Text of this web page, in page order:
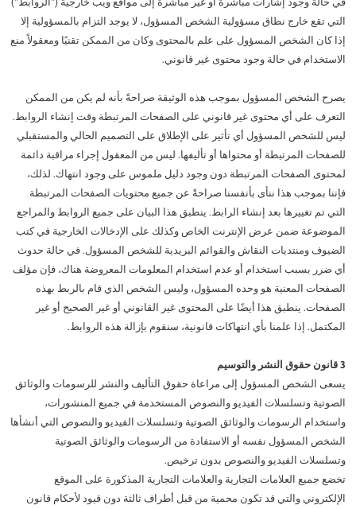
التي تقع خارج نطاق مسؤولية الشخص المسؤول، لا يوجد التزام بالمسؤولية إلا
إذا كان الشخص المسؤول على علم بالمحتوى وكان من الممكن تقنيًا ومعقولاً منع
الاستخدام في حالة وجود محتوى غير قانوني.
يصرح الشخص المسؤول بموجب هذه الوثيقة صراحةً بأنه لم يكن من الممكن
التعرف على أي محتوى غير قانوني على الصفحات المرتبطة وقت إنشاء الروابط.
ليس للشخص المسؤول أي تأثير على الإطلاق على التصميم الحالي والمستقبلي
للصفحات المرتبطة أو محتواها أو تأليفها. ليس من المعقول إجراء مراقبة دائمة
لمحتوى الصفحات المرتبطة دون وجود دليل ملموس على وجود انتهاك. لذلك،
فإننا بموجب هذا ننأى بأنفسنا صراحةً عن جميع محتويات الصفحات المرتبطة
التي تم تغييرها بعد إنشاء الرابط. ينطبق هذا البيان على جميع الروابط والمراجع
الموضوعة ضمن عرض الإنترنت الخاص وكذلك على الإدخالات الخارجية في كتب
الضيوف ومنتديات النقاش والقوائم البريدية للشخص المسؤول. في حالة حدوث
أي ضرر بسبب استخدام أو عدم استخدام المعلومات المعروضة هناك، فإن مؤلف
الصفحات المعنية هو وحده المسؤول، وليس الشخص الذي قام بالربط بهذه
الصفحات. ينطبق هذا أيضًا على المحتوى غير القانوني أو غير الصحيح أو غير
المكتمل. إذا علمنا بأي انتهاكات قانونية، سنقوم بإزالة هذه الروابط.
3 قانون حقوق النشر والتوسيم
يسعى الشخص المسؤول إلى مراعاة حقوق التأليف والنشر للرسومات والوثائق
الصوتية وتسلسلات الفيديو والنصوص المستخدمة في جميع المنشورات،
واستخدام الرسومات والوثائق الصوتية وتسلسلات الفيديو والنصوص التي أنشأها
الشخص المسؤول نفسه أو الاستفادة من الرسومات والوثائق الصوتية
وتسلسلات الفيديو والنصوص بدون ترخيص.
تخضع جميع العلامات التجارية والعلامات التجارية المذكورة على الموقع
الإلكتروني والتي قد تكون محمية من قبل أطراف ثالثة دون قيود لأحكام قانون